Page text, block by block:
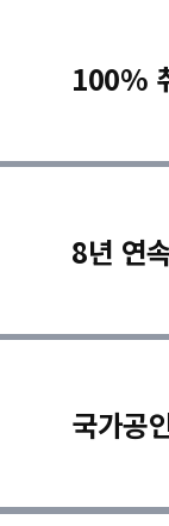
100%
8년 연
국가공